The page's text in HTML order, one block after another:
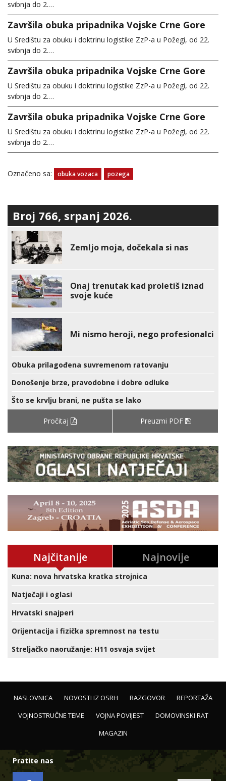
svibnja do 2.…
Završila obuka pripadnika Vojske Crne Gore
U Središtu za obuku i doktrinu logistike ZzP-a u Požegi, od 22.
svibnja do 2.…
Završila obuka pripadnika Vojske Crne Gore
U Središtu za obuku i doktrinu logistike ZzP-a u Požegi, od 22.
svibnja do 2.…
Završila obuka pripadnika Vojske Crne Gore
U Središtu za obuku i doktrinu logistike ZzP-a u Požegi, od 22.
svibnja do 2.…
Označeno sa: obuka vozaca pozega
Broj 766, srpanj 2026.
Zemljo moja, dočekala si nas
Onaj trenutak kad proletiš iznad
svoje kuće
Mi nismo heroji, nego profesionalci
Obuka prilagođena suvremenom ratovanju
Donošenje brze, pravodobne i dobre odluke
Što se krvlju brani, ne pušta se lako
Pročitaj Preuzmi PDF
Najčitanije Najnovije
Kuna: nova hrvatska kratka strojnica
Natječaji i oglasi
Hrvatski snajperi
Orijentacija i fizička spremnost na testu
Streljačko naoružanje: H11 osvaja svijet
NASLOVNICA NOVOSTI IZ OSRH RAZGOVOR
REPORTAŽA
VOJNOSTRUČNE TEME
VOJNA POVIJEST
DOMOVINSKI RAT
MAGAZIN
Pratite nas